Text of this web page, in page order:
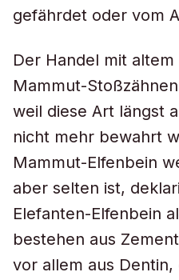
gefährdet oder vom
Der Handel mit altem
Mammut-
weil diese Art längst
nicht mehr bewahrt
Mammut-Elfenbein
aber selten ist,
Elefanten-Elfenbein
bestehen aus
vor allem aus